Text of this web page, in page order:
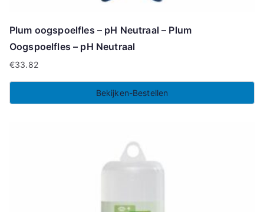
Plum oogspoelfles – pH Neutraal – Plum
Oogspoelfles – pH Neutraal
€33.82
Bekijken-Bestellen